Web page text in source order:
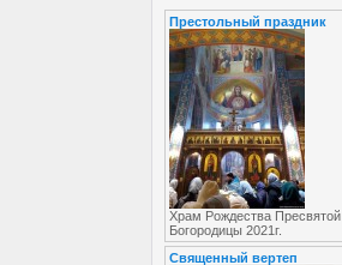
Престольный праздник
Храм Рождества Пресвятой
Богородицы 2021г.
Священный вертеп